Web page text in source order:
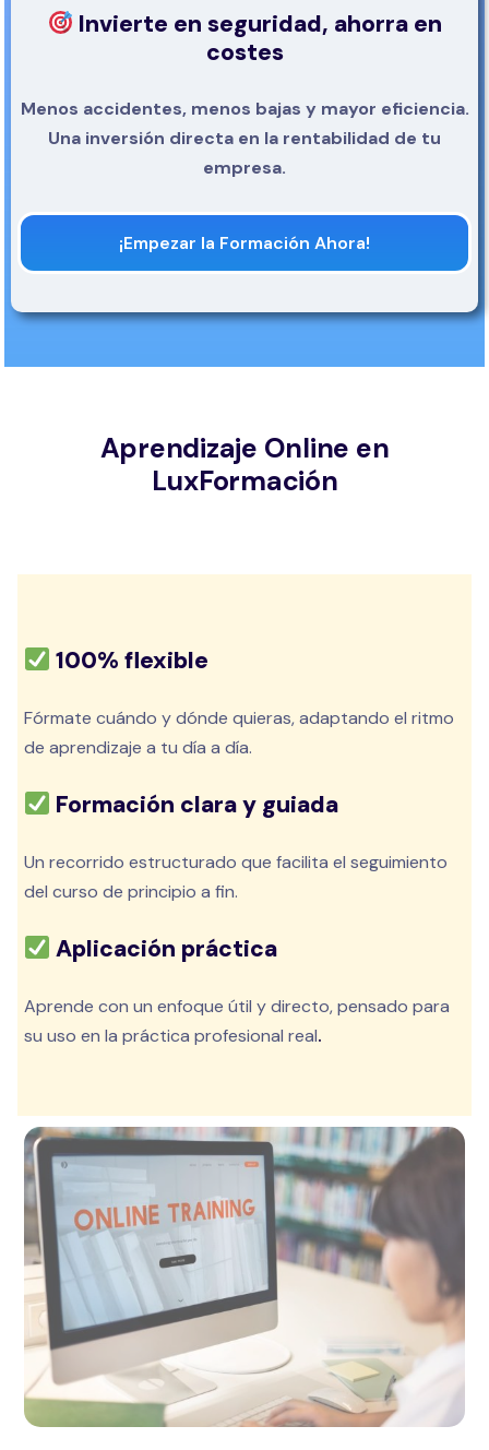
Invierte en seguridad, ahorra en
costes
Menos accidentes, menos bajas y mayor eficiencia.
Una inversión directa en la rentabilidad de tu
empresa.
¡Empezar la Formación Ahora!
Aprendizaje Online en
LuxFormación
100% flexible
Fórmate cuándo y dónde quieras, adaptando el ritmo
de aprendizaje a tu día a día.
Formación clara y guiada
Un recorrido estructurado que facilita el seguimiento
del curso de principio a fin.
Aplicación práctica
Aprende con un enfoque útil y directo, pensado para
su uso en la práctica profesional real.